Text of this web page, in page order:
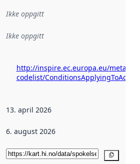
Ikke oppgitt
Ikke oppgitt
http://inspire.ec.europa.eu/
codelist/
13. april 2026
6. august 2026